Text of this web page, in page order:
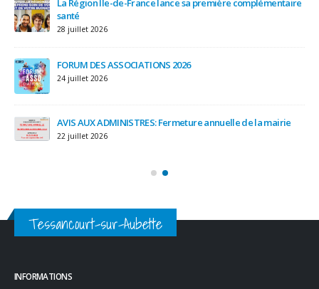
La Région Ile-de-France lance sa première complémentaire
santé
28 juillet 2026
FORUM DES ASSOCIATIONS 2026
24 juillet 2026
AVIS AUX ADMINISTRES: Fermeture annuelle de la mairie
22 juillet 2026
Tessancourt-sur-Aubette
INFORMATIONS